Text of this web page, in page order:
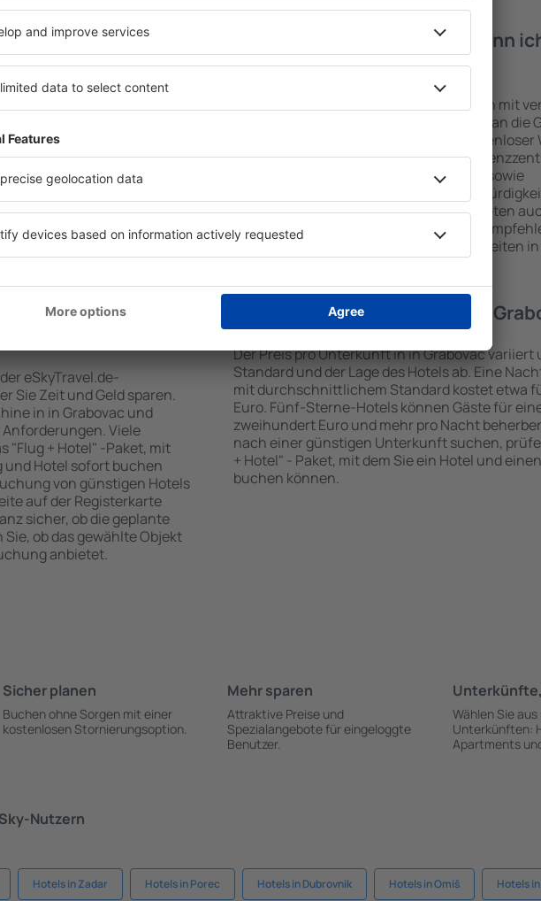
in Grabovac finden?
zu finden, ist die
für Unterkünfte. Eine
dass Sie gerade das
den Reiseort in die
Sie die Check-In- und
Gäste und Zimmer aus.
die zum angegebenen
Sie können ganz
Zentrum, die
oder die Anzahl der Sterne,
Welche Annehmlichkeiten kann
in Grabovac finden?
Hotels in in Grabovac sind Einrichtungen mit
Standards sowie Annehmlichkeiten, die an die
sind . Zu den beliebtesten gehören kostenloser
SPA-Zone, Bar / Safe im Zimmer,
Kinderspielecke, kostenlose Parkplätze sowie
Informationsbroschüren über
Umgebung. Einige der Einrichtungen bieten
Transport vom/zum Flughafen an oder
den Spuren der größten Sehenswürdigkeiten
unternehmen.
gebucht
eSkyTravel.de-
Sie Zeit und Geld sparen.
in in Grabovac und
Viele
"Flug + Hotel" -Paket, mit
und Hotel sofort buchen
von günstigen Hotels
auf der Registerkarte
sicher, ob die geplante
ob das gewählte Objekt
anbietet.
Wie viel kostet ein Hotel in in
Der Preis pro Unterkunft in in Grabovac variiert
Standard und der Lage des Hotels ab. Eine
mit durchschnittlichem Standard kostet etwa
Euro. Fünf-Sterne-Hotels können Gäste für
zweihundert Euro und mehr pro Nacht
nach einer günstigen Unterkunft suchen,
+ Hotel" - Paket, mit dem Sie ein Hotel und
buchen können.
Sicher planen
Buchen ohne Sorgen mit einer
kostenlosen Stornierungsoption.
Mehr sparen
Attraktive Preise und
Spezialangebote für eingeloggte
Benutzer.
Wählen Sie
Unterkünften:
Apartments
Nutzern
Hotels in Zadar Hotels in Porec Hotels in Dubrovnik Hotels in Omiš Hotels